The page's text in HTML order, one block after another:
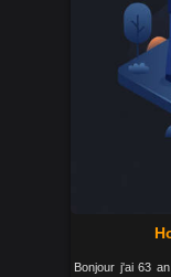
Bonjour j'ai 63